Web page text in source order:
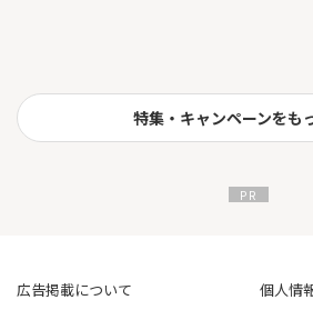
特集・キャンペーンをも
広告掲載について
個人情